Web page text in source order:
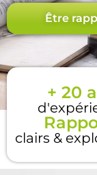
Être
+ 20
clairs &